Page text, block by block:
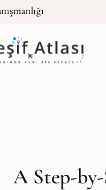
A Step-